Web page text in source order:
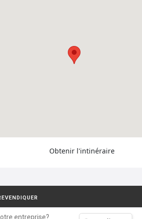
Obtenir l'intinéraire
entreprise?